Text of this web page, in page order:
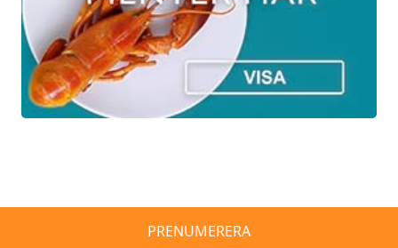
PRENUMERERA